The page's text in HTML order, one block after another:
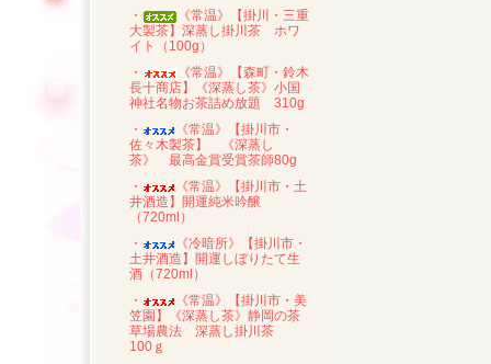
・
《常温》【掛川・三重
大製茶】深蒸し掛川茶 ホワ
イト（100g）
・
《常温》【森町・鈴木
長十商店】《深蒸し茶》小国
神社名物お茶詰め放題 310g
・
《常温》【掛川市・
佐々木製茶】 《深蒸し
茶》 最高金賞受賞茶師80g
・
《常温》【掛川市・土
井酒造】開運純米吟醸
（720ml）
・
《冷暗所》【掛川市・
土井酒造】開運しぼりたて生
酒（720ml）
・
《常温》【掛川市・美
笠園】《深蒸し茶》静岡の茶
草場農法 深蒸し掛川茶
100ｇ